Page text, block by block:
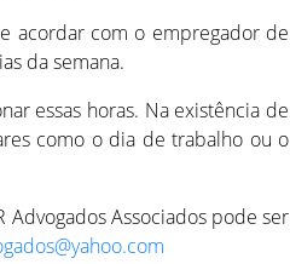
acordar com o empregador de
da semana.
essas horas. Na existência de
como o dia de trabalho ou o
Advogados Associados pode ser